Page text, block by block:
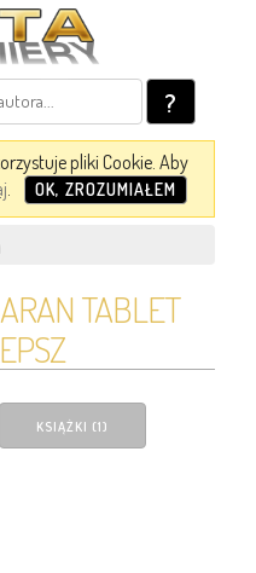
?
pliki Cookie. Aby
. OK, ZROZUMIAŁEM
TABLET
KSIĄŻKI (1)